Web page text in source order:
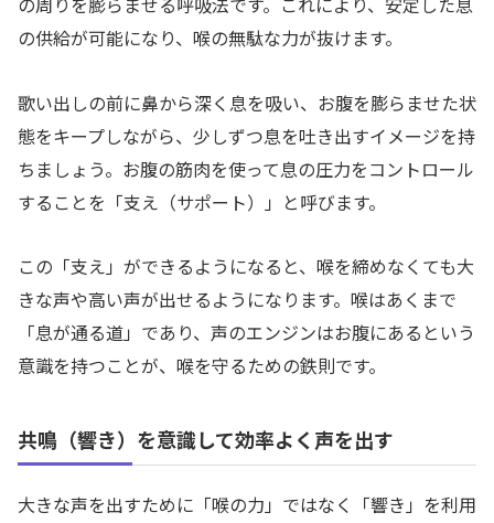
の供給が可能になり、喉の無駄な力が抜けます。
歌い出しの前に鼻から深く息を吸い、お腹を膨らませた状
態をキープしながら、少しずつ息を吐き出すイメージを持
ちましょう。お腹の筋肉を使って息の圧力をコントロール
することを「支え（サポート）」と呼びます。
この「支え」ができるようになると、喉を締めなくても大
きな声や高い声が出せるようになります。喉はあくまで
「息が通る道」であり、声のエンジンはお腹にあるという
意識を持つことが、喉を守るための鉄則です。
共鳴（響き）を意識して効率よく声を出す
大きな声を出すために「喉の力」ではなく「響き」を利用